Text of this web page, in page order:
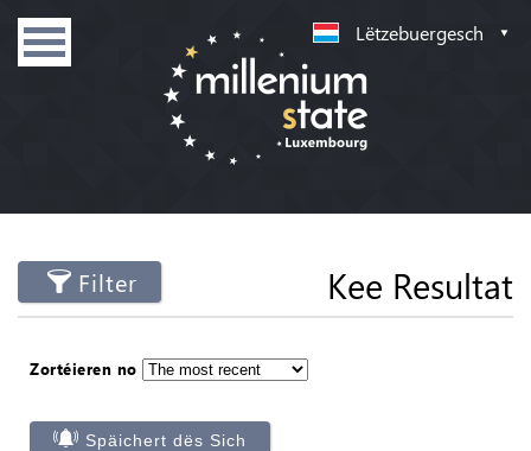
Lëtzebuergesch
Filter Kee Resultat
Zortéieren no
Späichert dës Sich